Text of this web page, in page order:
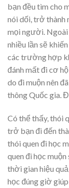
bạn đều tìm cho
nói dối, trở thành
mọi người. Ngoài
nhiều lần sẽ
các trường hợp
đánh mất đi cơ
do đi muộn nên
thông Quốc gia.
Có thể thấy, thói
trở bạn đi đến
thói quen đi học
quen đi học
thời gian hiệu
học đúng giờ